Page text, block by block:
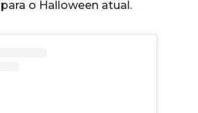
o Halloween atual.